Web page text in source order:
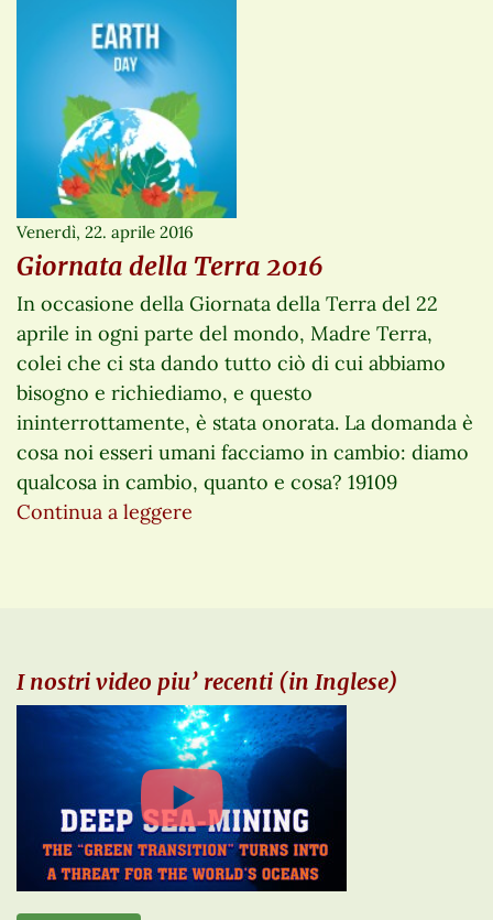
Venerdì, 22. aprile 2016
Giornata della Terra 2016
In occasione della Giornata della Terra del 22
aprile in ogni parte del mondo, Madre Terra,
colei che ci sta dando tutto ciò di cui abbiamo
bisogno e richiediamo, e questo
ininterrottamente, è stata onorata. La domanda è
cosa noi esseri umani facciamo in cambio: diamo
qualcosa in cambio, quanto e cosa? 19109
Continua a leggere
I nostri video piu’ recenti (in Inglese)